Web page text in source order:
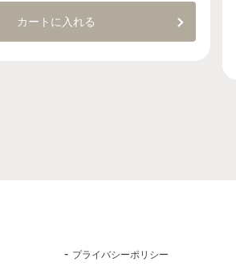
カートに入れる
プライバシーポリシー